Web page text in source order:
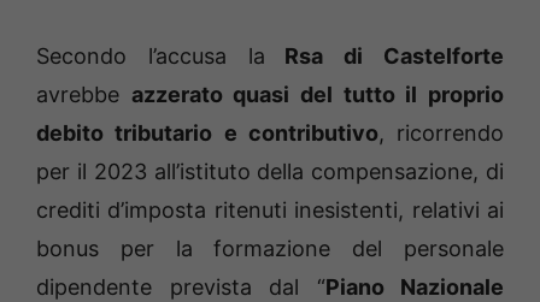
Secondo l’accusa la Rsa di Castelforte
avrebbe azzerato quasi del tutto il proprio
debito tributario e contributivo, ricorrendo
per il 2023 all’istituto della compensazione, di
crediti d’imposta ritenuti inesistenti, relativi ai
bonus per la formazione del personale
dipendente prevista dal “Piano Nazionale